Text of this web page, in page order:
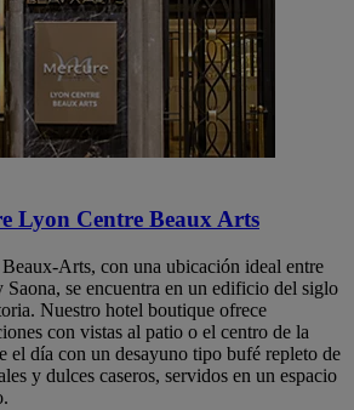
Lyon Centre Beaux Arts
Arts, con una ubicación ideal entre
Saona, se encuentra en un edificio del siglo
Nuestro hotel boutique ofrece
con vistas al patio o el centro de la
el día con un desayuno tipo bufé repleto de
y dulces caseros, servidos en un espacio